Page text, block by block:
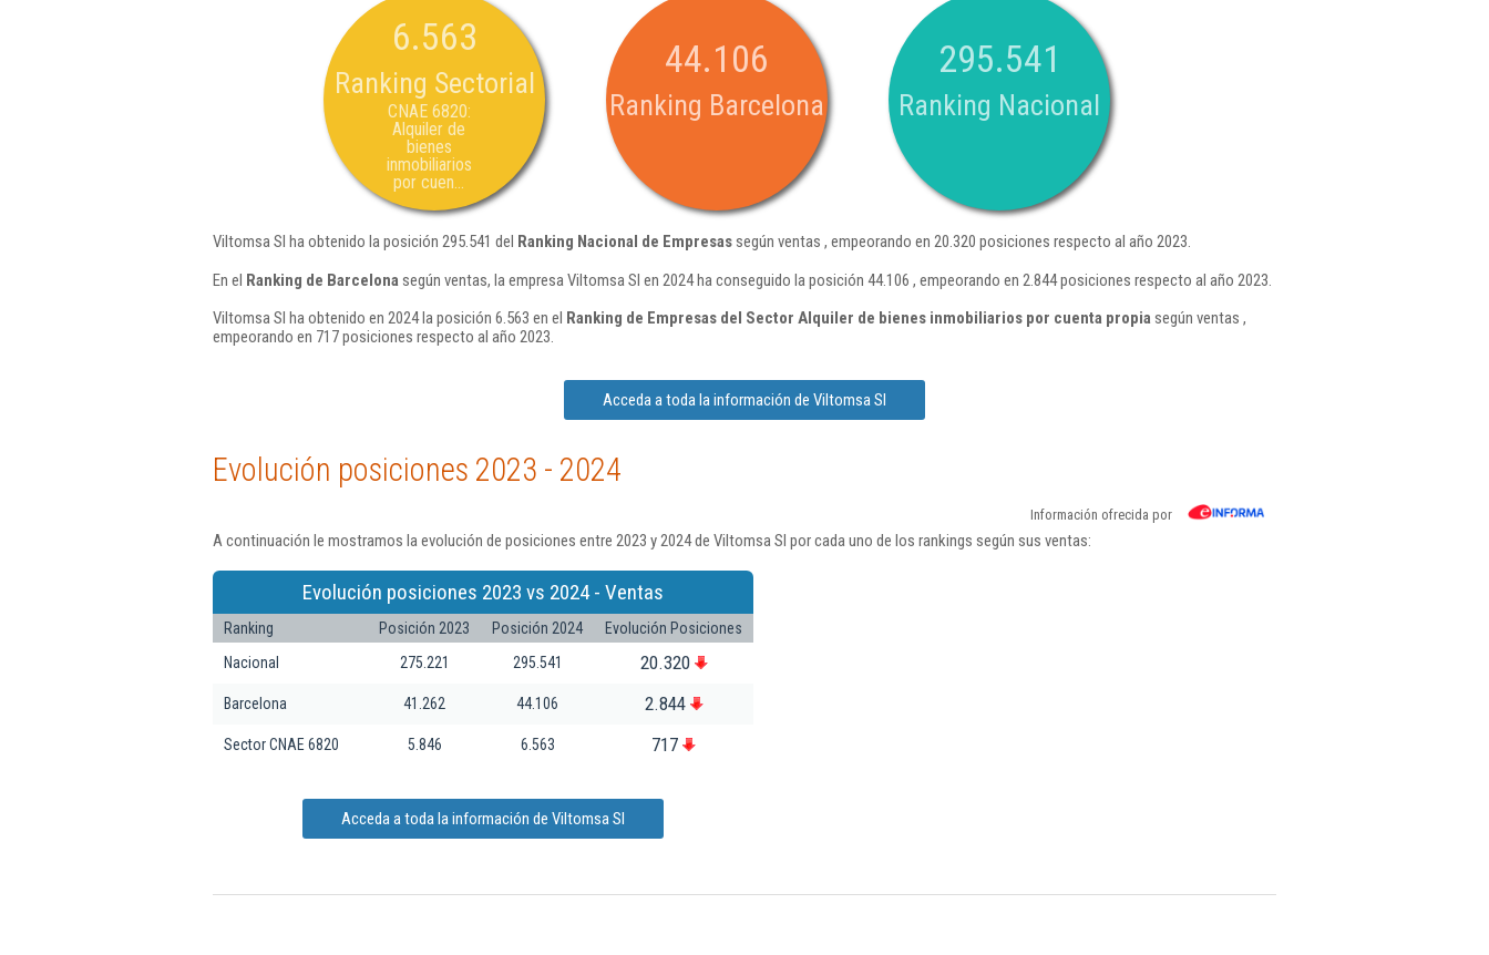
6.563
Ranking Sectorial
CNAE 6820:
Alquiler de
bienes
inmobiliarios
por cuen...
44.106
Ranking Barcelona
295.541
Ranking Nacional
Viltomsa Sl ha obtenido la posición 295.541 del Ranking Nacional de Empresassegún ventas , empeorando en 20.320 posiciones respecto al año 2023.
En el Ranking de Barcelona según ventas, la empresa Viltomsa Sl en 2024 ha conseguido la posición 44.106 , empeorando en 2.844 posiciones respecto al año 2023.
Viltomsa Sl ha obtenido en 2024 la posición 6.563 en el Ranking de Empresas del Sector Alquiler de bienes inmobiliarios por cuenta propiasegún ventas ,
empeorando en 717 posiciones respecto al año 2023.
Acceda a toda la información de Viltomsa Sl
Evolución posiciones 2023 - 2024
Información ofrecida por
A continuación le mostramos la evolución de posiciones entre 2023 y 2024 de Viltomsa Sl por cada uno de los rankings según sus ventas:
Evolución posiciones 2023 vs 2024 - Ventas
Ranking Posición 2023 Posición 2024
Evolución Posiciones
Nacional
275.221 295.541 20.320
Barcelona 41.262 44.106 2.844
Sector CNAE 6820 5.846 6.563 717
Acceda a toda la información de Viltomsa Sl